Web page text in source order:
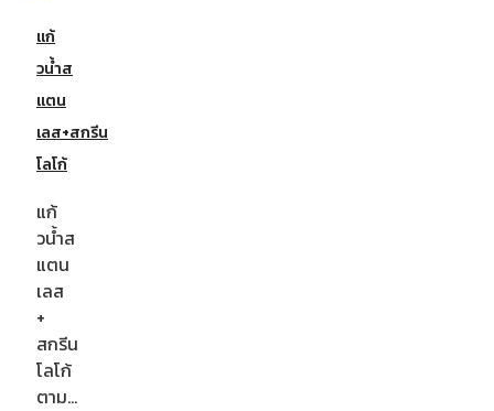
แก้
วน้ำส
แตน
เลส+สกรีน
โลโก้
แก้
วน้ำส
แตน
เลส
+
สกรีน
โลโก้
ตาม…